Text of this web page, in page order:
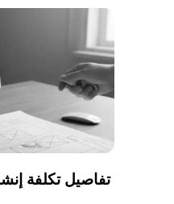
تابة الاكواد. حل
تفاصيل تكلفة